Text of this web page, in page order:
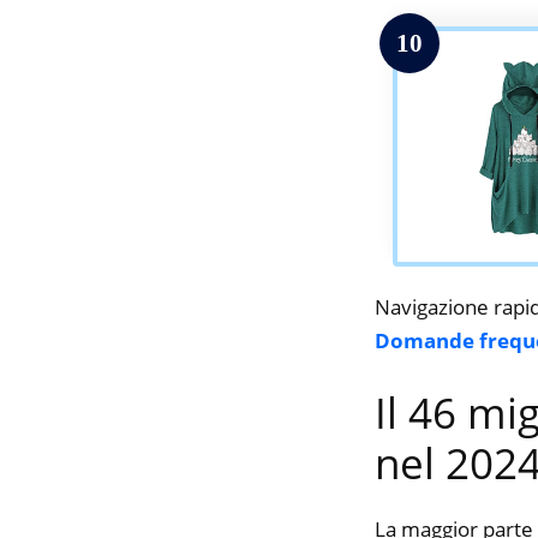
10
Navigazione
Domande
Il 46
nel
La maggior